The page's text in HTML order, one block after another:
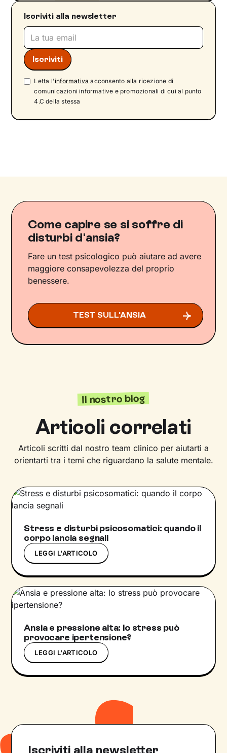
Iscriviti alla newsletter
Letta l'informativa acconsento alla ricezione di
comunicazioni informative e promozionali di cui al punto
4.C della stessa
Come capire se si soffre di
disturbi d'ansia?
Fare un test psicologico può aiutare ad avere
maggiore consapevolezza del proprio
benessere.
TEST SULL'ANSIA
Il nostro blog
Articoli correlati
Articoli scritti dal nostro team clinico per aiutarti a
orientarti tra i temi che riguardano la salute mentale.
Stress e disturbi psicosomatici: quando il
corpo lancia segnali
LEGGI L'ARTICOLO
Ansia e pressione alta: lo stress può
provocare ipertensione?
LEGGI L'ARTICOLO
Iscriviti alla newsletter